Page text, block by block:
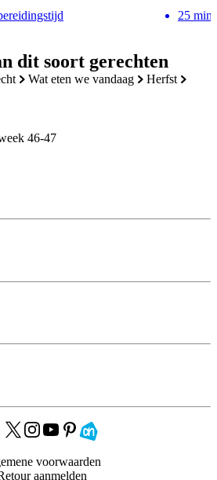
dit soort gerechten
wat eten we vandaag herfst
46-47
25 min
voorwaarden
aanmelden